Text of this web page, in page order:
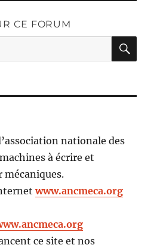
CE FORUM
nationale des
à écrire et
mécaniques.
www.ancmeca.org
ce site et nos